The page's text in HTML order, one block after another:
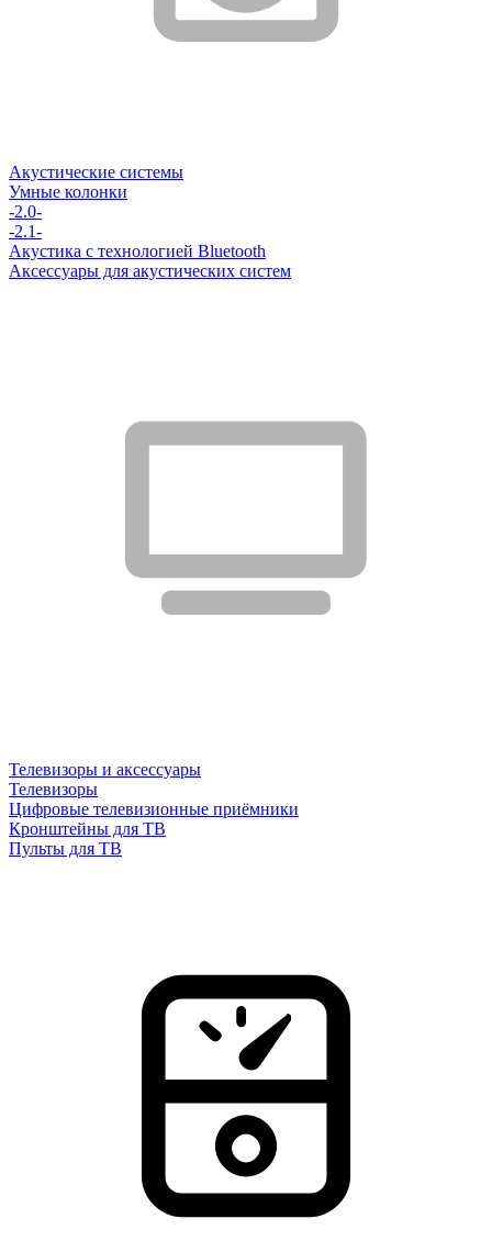
Акустические системы
Умные колонки
-2.0-
-2.1-
Акустика с технологией Bluetooth
Аксессуары для акустических систем
Телевизоры и аксессуары
Телевизоры
Цифровые телевизионные приёмники
Кронштейны для ТВ
Пульты для ТВ